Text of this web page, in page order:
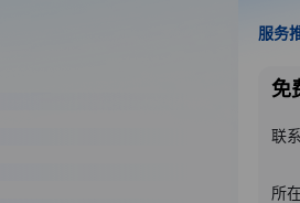
服务
免
联
所